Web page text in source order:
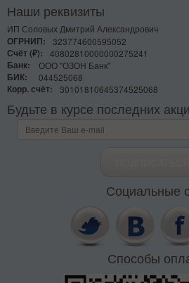
Наши реквизиты
ИП Соловых Дмитрий Александрович
ОГРНИП:
323774600595052
Счёт (₽):
40802810000000275241
Банк:
ООО "ОЗОН Банк"
БИК:
044525068
Корр. счёт:
30101810645374525068
Будьте в курсе последних
Социальные
Способы